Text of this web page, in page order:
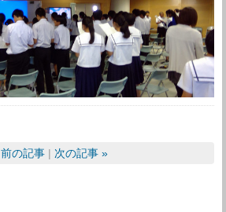
前の記事 次の記事 »